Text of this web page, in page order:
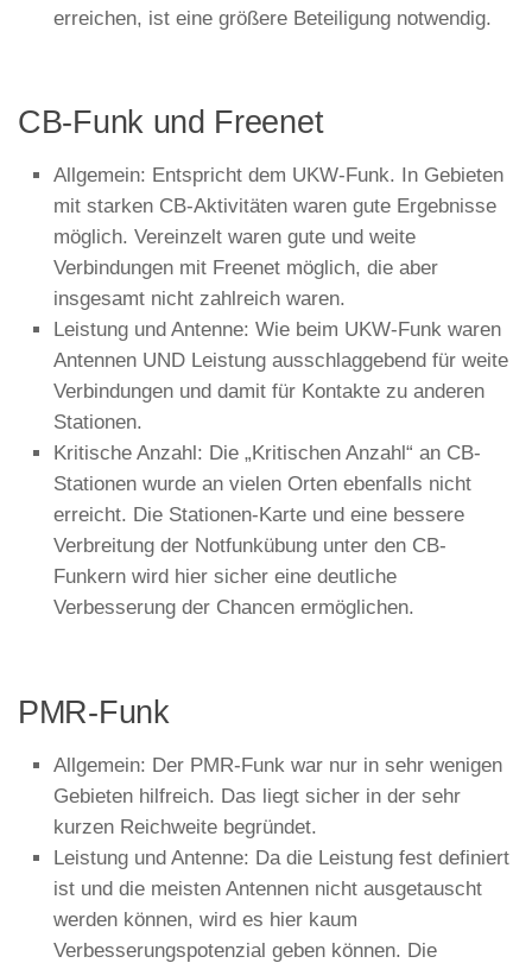
erreichen, ist eine größere Beteiligung notwendig.
CB-Funk und Freenet
Allgemein: Entspricht dem UKW-Funk. In Gebieten
mit starken CB-Aktivitäten waren gute Ergebnisse
möglich. Vereinzelt waren gute und weite
Verbindungen mit Freenet möglich, die aber
insgesamt nicht zahlreich waren.
Leistung und Antenne: Wie beim UKW-Funk waren
Antennen UND Leistung ausschlaggebend für weite
Verbindungen und damit für Kontakte zu anderen
Stationen.
Kritische Anzahl: Die „Kritischen Anzahl“ an CB-
Stationen wurde an vielen Orten ebenfalls nicht
erreicht. Die Stationen-Karte und eine bessere
Verbreitung der Notfunkübung unter den CB-
Funkern wird hier sicher eine deutliche
Verbesserung der Chancen ermöglichen.
PMR-Funk
Allgemein: Der PMR-Funk war nur in sehr wenigen
Gebieten hilfreich. Das liegt sicher in der sehr
kurzen Reichweite begründet.
Leistung und Antenne: Da die Leistung fest definiert
ist und die meisten Antennen nicht ausgetauscht
werden können, wird es hier kaum
Verbesserungspotenzial geben können. Die